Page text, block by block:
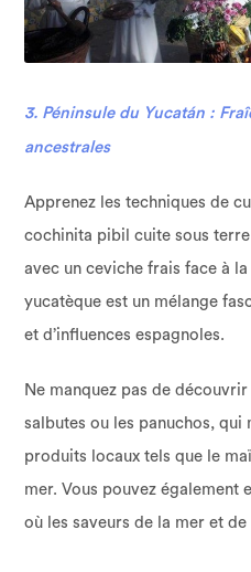
3. Péninsule du Yucatán :
ancestrales
Apprenez les techniques de
cochinita pibil cuite sous
avec un ceviche frais face à
yucatèque est un mélange
et d’influences espagnoles.
Ne manquez pas de
salbutes ou les panuchos, qui
produits locaux tels que le
mer. Vous pouvez également
où les saveurs de la mer et de